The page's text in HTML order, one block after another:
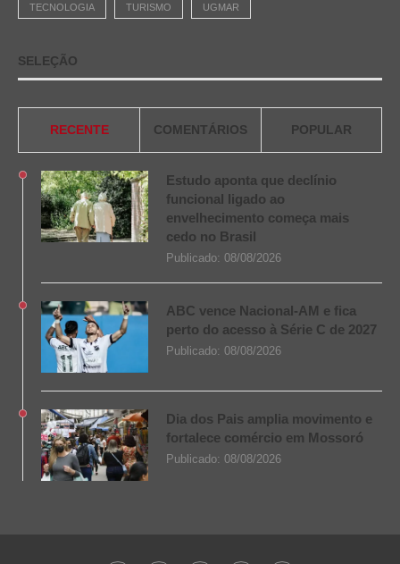
TECNOLOGIA TURISMO UGMAR
SELEÇÃO
RECENTE COMENTÁRIOS POPULAR
Estudo aponta que declínio
funcional ligado ao
envelhecimento começa mais
cedo no Brasil
Publicado: 08/08/2026
ABC vence Nacional-AM e fica
perto do acesso à Série C de 2027
Publicado: 08/08/2026
Dia dos Pais amplia movimento e
fortalece comércio em Mossoró
Publicado: 08/08/2026